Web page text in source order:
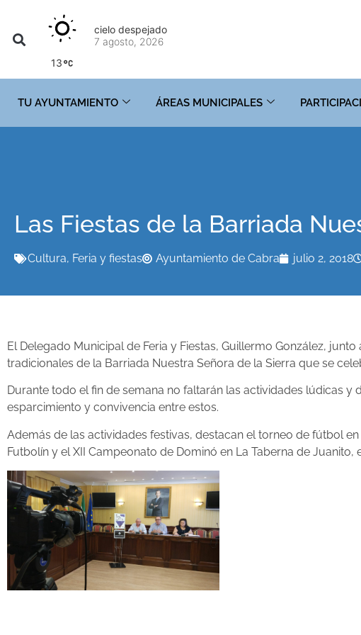
13
cielo despejado
7 agosto, 2026
TU AYUNTAMIENTO ÁREAS MUNICIPALES
Las Fiestas de la Barriada
Cultura, Feria y fiestas Ayuntamiento de Cabra julio 2, 2018
El Delegado Municipal de Feria y Fiestas, Guillermo González,
tradicionales de la Barriada Nuestra Señora de la Sierra que se
Durante todo el fin de semana no faltarán las actividades lúdicas
esparcimiento y convivencia entre estos.
Además de las actividades festivas, destacan el torneo de fútbol
Futbolín y el XII Campeonato de Dominó en La Taberna de